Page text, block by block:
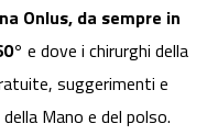
Onlus, da sempre in
e dove i chirurghi della
suggerimenti e
Mano e del polso.